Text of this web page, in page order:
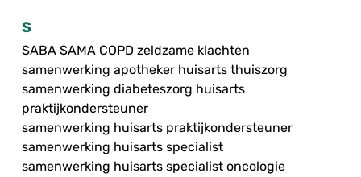
S
SABA SAMA COPD zeldzame klachten
samenwerking apotheker huisarts thuiszorg
samenwerking diabeteszorg huisarts
praktijkondersteuner
samenwerking huisarts praktijkondersteuner
samenwerking huisarts specialist
samenwerking huisarts specialist oncologie